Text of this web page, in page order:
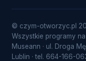
© czym-otworzyc.pl
Wszystkie programy
Museann · ul. Droga
Lublin · tel. 664-166-